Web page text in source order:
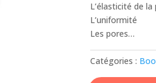
L’élasticité de la
L’uniformité
Les pores…
Catégories :